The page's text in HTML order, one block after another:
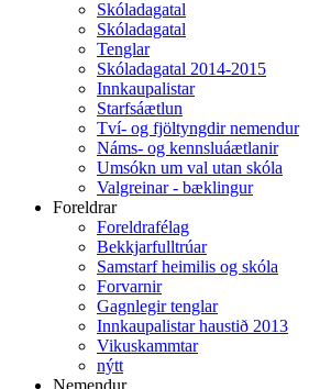
Skóladagatal
Skóladagatal
Tenglar
Skóladagatal 2014-2015
Innkaupalistar
Starfsáætlun
Tví- og fjöltyngdir nemendur
Náms- og kennsluáætlanir
Umsókn um val utan skóla
Valgreinar - bæklingur
Foreldrar
Foreldrafélag
Bekkjarfulltrúar
Samstarf heimilis og skóla
Forvarnir
Gagnlegir tenglar
Innkaupalistar haustið 2013
Vikuskammtar
nýtt
Nemendur